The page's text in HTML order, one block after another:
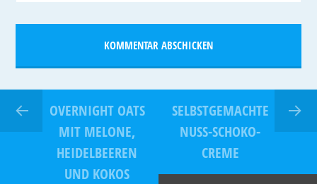
OVERNIGHT OATS
MIT MELONE,
HEIDELBEEREN
UND KOKOS
SELBSTGEMACHTE
NUSS-SCHOKO-
CREME